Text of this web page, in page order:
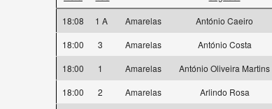
18:08 1 A Amarelas António Caeiro
18:00
3 Amarelas António Costa
18:00
1 Amarelas António Oliveira Martins
18:00
2 Amarelas Arlindo Rosa